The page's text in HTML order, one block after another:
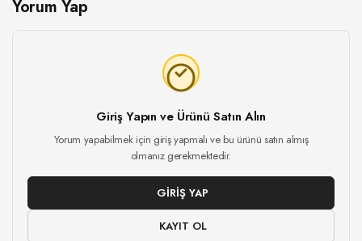
Yorum Yap
Giriş Yapın ve Ürünü Satın Alın
Yorum yapabilmek için giriş yapmalı ve bu ürünü satın almış
olmanız gerekmektedir.
GIRIŞ YAP
KAYIT OL